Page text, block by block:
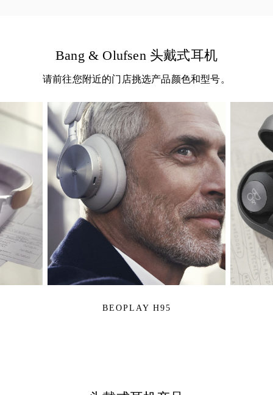
Bang & Olufsen 头戴式耳机
请前往您附近的门店挑选产品颜色和型号。
BEOPLAY H95